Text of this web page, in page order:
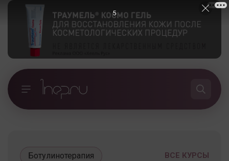
ВСЕ КУРСЫ
Ботулинотерапия
5